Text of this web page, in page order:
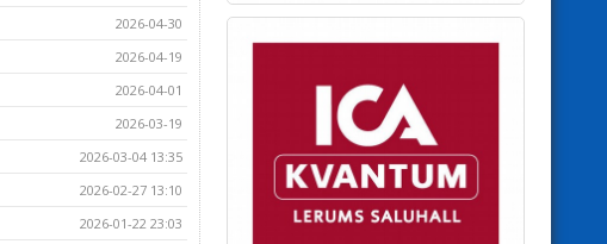
2026-04-30
2026-04-19
2026-04-01
2026-03-19
2026-03-04 13:35
2026-02-27 13:10
2026-01-22 23:03